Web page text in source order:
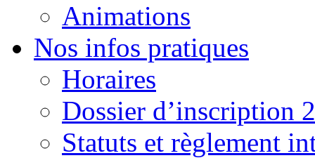
Animations
Nos infos pratiques
Horaires
Dossier d’inscription
Statuts et règlement